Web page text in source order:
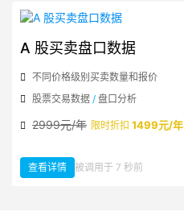
A 股买卖盘口数据
不同价格级别买卖数量和报价
股票交易数据 / 盘口分析
2999元/年 限时折扣 1499元/年
查看详情：A 股买卖盘口数据
被调用于 7 秒前